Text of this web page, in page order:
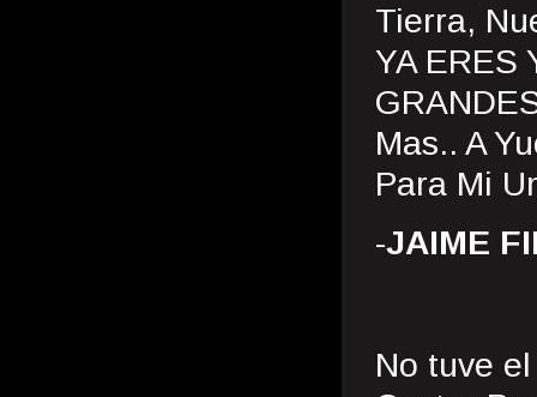
Tierra,
YA ERES
Mas.. A
Para Mi
-JAIME
No tuve